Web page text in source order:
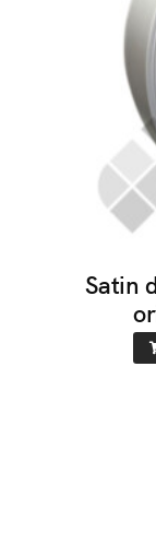
Satin